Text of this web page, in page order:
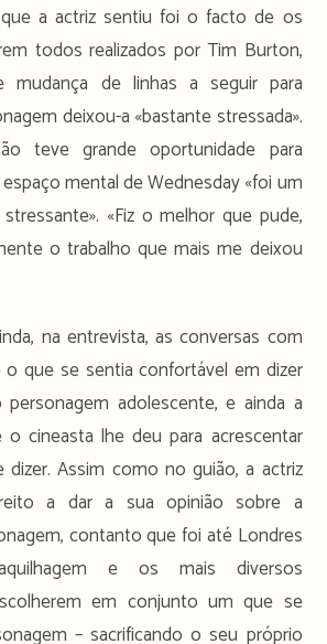
a actriz sentiu foi o facto de os
todos realizados por Tim Burton,
mudança de linhas a seguir para
deixou-a «bastante stressada».
teve grande oportunidade para
mental de Wednesday «foi um
«Fiz o melhor que pude,
o trabalho que mais me deixou
na entrevista, as conversas com
que se sentia confortável em dizer
adolescente, e ainda a
cineasta lhe deu para acrescentar
dizer. Assim como no guião, a actriz
a dar a sua opinião sobre a
contanto que foi até Londres
e os mais diversos
em conjunto um que se
– sacrificando o seu próprio